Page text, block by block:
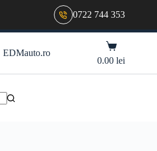
0722 744 353
EDMauto.ro
Coș
de
cumpărături
0.00lei